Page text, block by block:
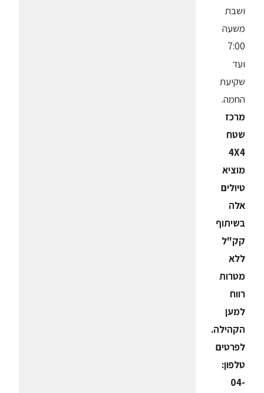
ושבת
משעה
7:00
ועד
שקיעת
החמה.
מרכז
שטח
4X4
מוציא
טיולים
אלה
בשיתוף
קק"ל
ללא
מטרות
רווח
למען
הקהילה.
לפרטים
טלפון:
04-